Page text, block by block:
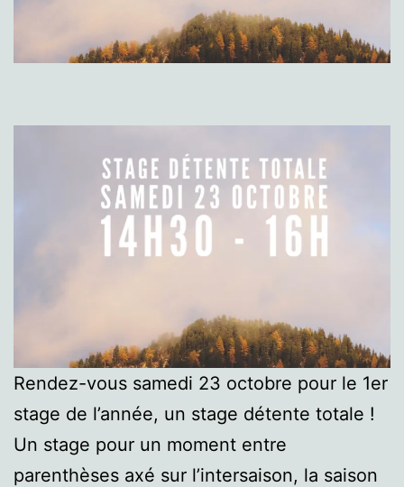
Rendez-vous samedi 23 octobre pour le 1er
stage de l’année, un stage détente totale !
Un stage pour un moment entre
parenthèses axé sur l’intersaison, la saison